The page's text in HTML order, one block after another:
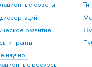
советы
развитие
и гранты
научно-
ресурсы